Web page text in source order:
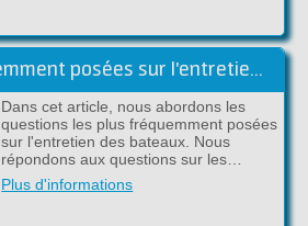
Questions fréquemment posées sur l'entretien des bateaux
Dans cet article, nous abordons les
questions les plus fréquemment posées
sur l'entretien des bateaux. Nous
répondons aux questions sur les…
Plus d'informations